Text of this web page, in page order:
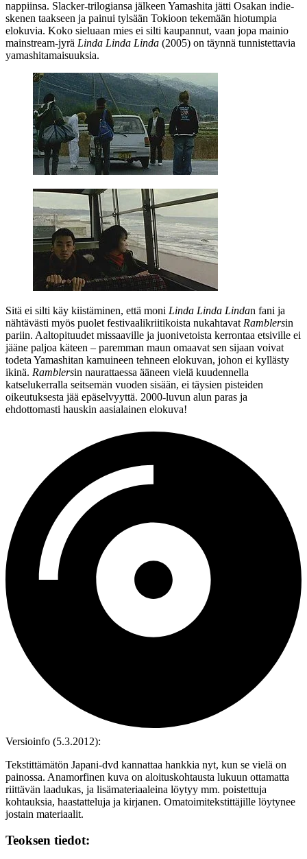
nappiinsa. Slacker-trilogiansa jälkeen Yamashita jätti Osakan indie-
skenen taakseen ja painui tylsään Tokioon tekemään hiotumpia
elokuvia. Koko sieluaan mies ei silti kaupannut, vaan jopa mainio
mainstream-jyrä Linda Linda Linda (2005) on täynnä tunnistettavia
yamashitamaisuuksia.
Sitä ei silti käy kiistäminen, että moni Linda Linda Lindan fani ja
nähtävästi myös puolet festivaalikriitikoista nukahtavat Ramblersin
pariin. Aaltopituudet missaaville ja juonivetoista kerrontaa etsiville ei
jääne paljoa käteen – paremman maun omaavat sen sijaan voivat
todeta Yamashitan kamuineen tehneen elokuvan, johon ei kyllästy
ikinä. Ramblersin naurattaessa ääneen vielä kuudennella
katselukerralla seitsemän vuoden sisään, ei täysien pisteiden
oikeutuksesta jää epäselvyyttä. 2000‑luvun alun paras ja
ehdottomasti hauskin aasialainen elokuva!
Versioinfo (5.3.2012):
Tekstittämätön Japani‑dvd kannattaa hankkia nyt, kun se vielä on
painossa. Anamorfinen kuva on aloituskohtausta lukuun ottamatta
riittävän laadukas, ja lisämateriaaleina löytyy mm. poistettuja
kohtauksia, haastatteluja ja kirjanen. Omatoimitekstittäjille löytynee
jostain materiaalit.
Teoksen tiedot: